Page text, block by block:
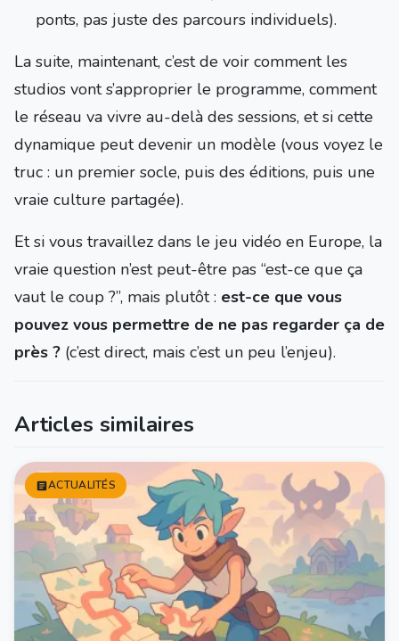
ponts, pas juste des parcours individuels).
La suite, maintenant, c’est de voir comment les
studios vont s’approprier le programme, comment
le réseau va vivre au-delà des sessions, et si cette
dynamique peut devenir un modèle (vous voyez le
truc : un premier socle, puis des éditions, puis une
vraie culture partagée).
Et si vous travaillez dans le jeu vidéo en Europe, la
vraie question n’est peut-être pas “est-ce que ça
vaut le coup ?”, mais plutôt : est-ce que vous
pouvez vous permettre de ne pas regarder ça de
près ? (c’est direct, mais c’est un peu l’enjeu).
Articles similaires
ACTUALITÉS